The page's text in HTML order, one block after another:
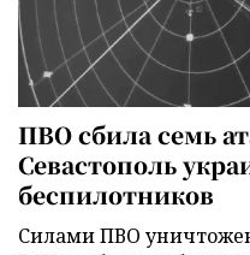
ПВО сбила семь
Севастополь
беспилотников
Силами ПВО